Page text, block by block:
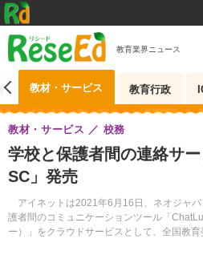
教育業界ニュース
教材・サービス 教育行政
学校と保護者間の連絡サ
SC」発売
アイネットは2021年6月16日、ネオジャ
護者間のコミュニケーションツール「
ー）」をクラウドサービスとして、全国教
教材・サービス 校務